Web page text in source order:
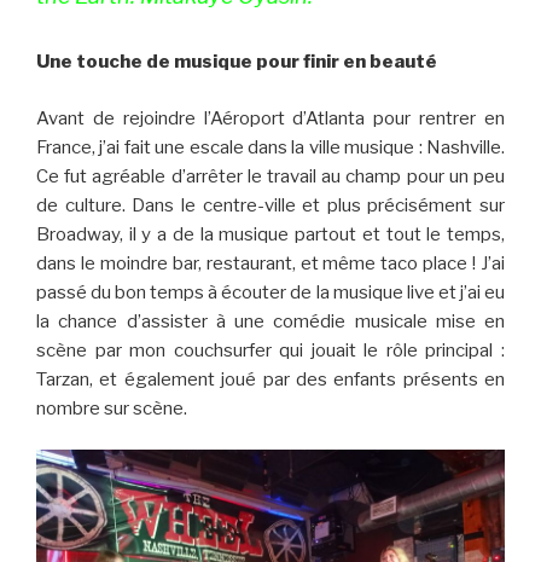
Une touche de musique pour finir en beauté
Avant de rejoindre l’Aéroport d’Atlanta pour rentrer en
France, j’ai fait une escale dans la ville musique : Nashville.
Ce fut agréable d’arrêter le travail au champ pour un peu
de culture. Dans le centre-ville et plus précisément sur
Broadway, il y a de la musique partout et tout le temps,
dans le moindre bar, restaurant, et même taco place ! J’ai
passé du bon temps à écouter de la musique live et j’ai eu
la chance d’assister à une comédie musicale mise en
scène par mon couchsurfer qui jouait le rôle principal :
Tarzan, et également joué par des enfants présents en
nombre sur scène.